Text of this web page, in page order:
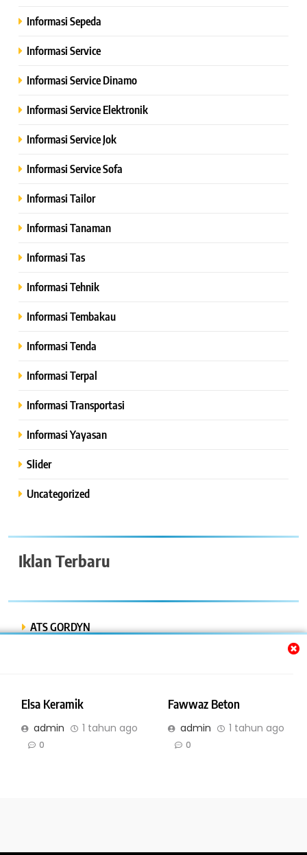
Elsa Keramik
admin 1 tahun ago
0
Fawwaz Beton
admin 1 tahun ago
0
Informasi Sepeda
Informasi Service
Informasi Service Dinamo
Informasi Service Elektronik
Informasi Service Jok
Informasi Service Sofa
Informasi Tailor
Informasi Tanaman
Informasi Tas
Informasi Tehnik
Informasi Tembakau
Informasi Tenda
Informasi Terpal
Informasi Transportasi
Informasi Yayasan
Slider
Uncategorized
Iklan Terbaru
ATS GORDYN
BENGKEL LAS AMR